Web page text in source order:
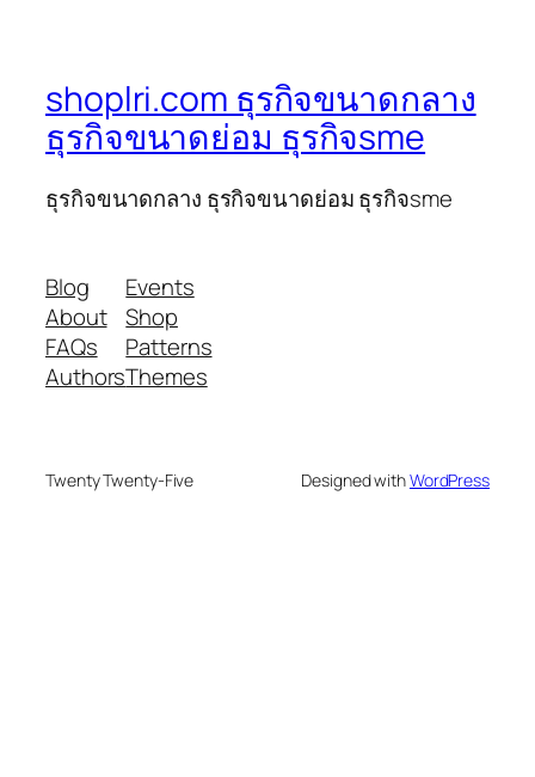
shoplri.com ธุรกิจขนาดกลาง
ธุรกิจขนาดย่อม ธุรกิจsme
ธุรกิจขนาดกลาง ธุรกิจขนาดย่อม ธุรกิจsme
Blog
About
FAQs
Authors
Events
Shop
Patterns
Themes
Twenty Twenty-Five Designed withWordPress